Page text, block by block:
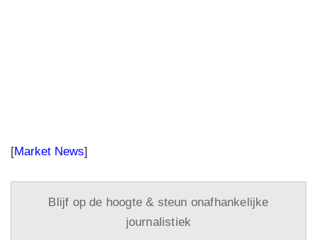
[Market News]
Blijf op de hoogte & steun onafhankelijke
journalistiek